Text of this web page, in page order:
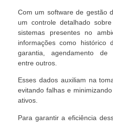
Com um software de gestão
um controle detalhado
sistemas presentes no
informações como histórico
garantia, agendamento de
entre outros.
Esses dados auxiliam na
evitando falhas e
ativos.
Para garantir a eficiência